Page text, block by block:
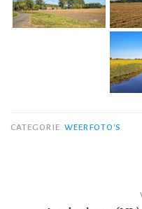
CATEGORIE WEERFOTO'S